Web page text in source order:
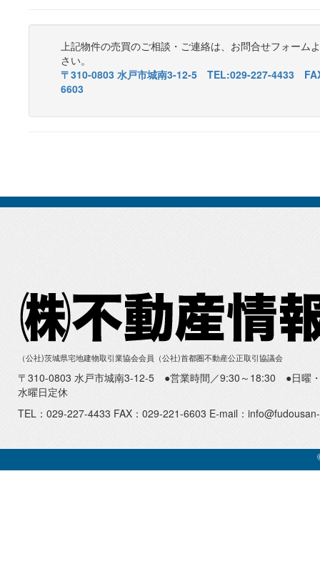
上記物件の売買のご相談・ご連絡は、お問合せフォーム
さい。
〒310-0803 水戸市城南3-12-5 TEL:029-227-4433
6603
（公社)茨城県宅地建物取引業協会会員（公社)首都圏不動産公正取引協議会
〒310-0803 水戸市城南3-12-5 ●営業時間／9:30～18:30 ●日曜
水曜日定休
TEL：029-227-4433 FAX：029-221-6603 E-mail：